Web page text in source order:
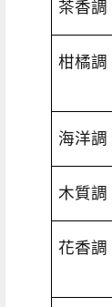
茶香調
柑橘調
海洋調
木質調
花香調